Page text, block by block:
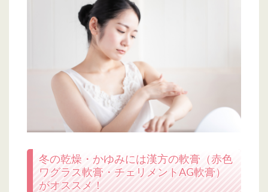
冬の乾燥・かゆみには漢方の軟膏（赤色
ワグラス軟膏・チェリメントAG軟膏）
がオススメ！